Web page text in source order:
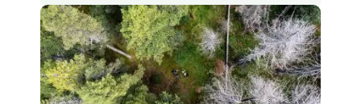
ANY D'INICI
LIDERATGE CREAF LIDERATGE EXTERN